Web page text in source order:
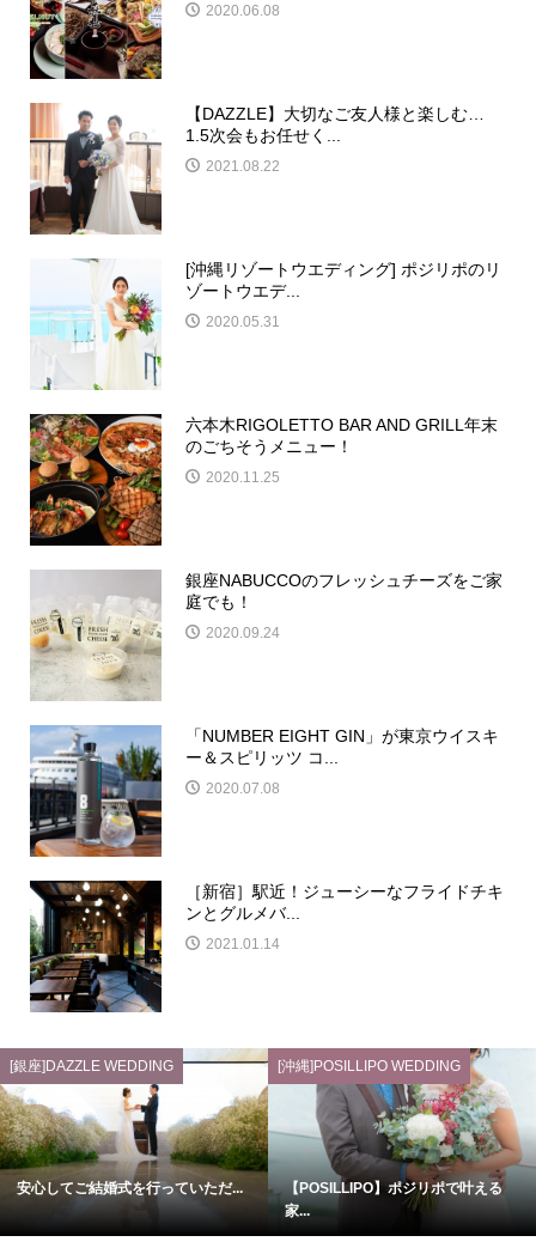
2020.06.08
【DAZZLE】大切なご友人様と楽しむ…
1.5次会もお任せく...
2021.08.22
[沖縄リゾートウエディング] ポジリポのリ
ゾートウエデ...
2020.05.31
六本木RIGOLETTO BAR AND GRILL年末
のごちそうメニュー！
2020.11.25
銀座NABUCCOのフレッシュチーズをご家
庭でも！
2020.09.24
「NUMBER EIGHT GIN」が東京ウイスキ
ー＆スピリッツ コ...
2020.07.08
［新宿］駅近！ジューシーなフライドチキ
ンとグルメバ...
2021.01.14
[銀座]DAZZLE WEDDING
安心してご結婚式を行っていただ...
[沖縄]POSILLIPO WEDDING
【POSILLIPO】ポジリポで叶える
家...